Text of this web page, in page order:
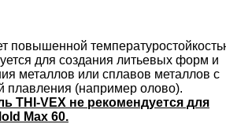
повышенной
для создания литьевых форм и
металлов или сплавов металлов с
плавления (например олово).
THI-VEX не рекомендуется для
Max 60.